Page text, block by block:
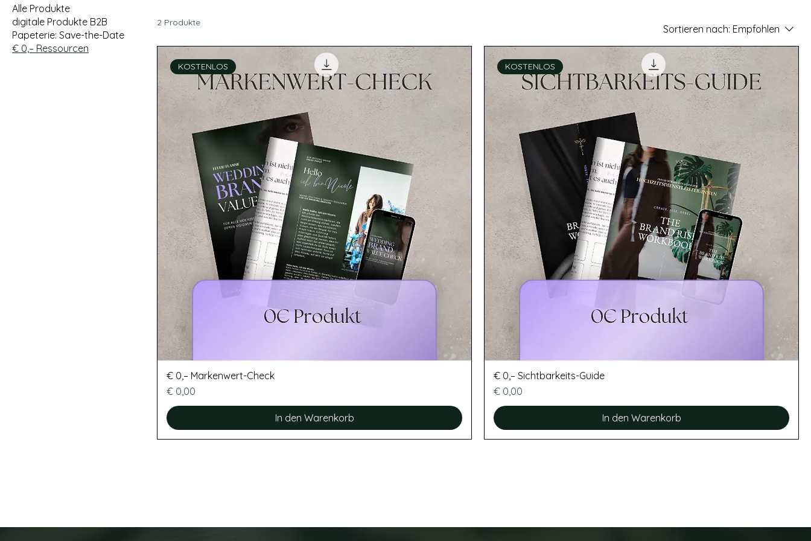
Alle Produkte
digitale Produkte B2B
Papeterie: Save-the-Date
€ 0,– Ressourcen
2 Produkte
Sortieren nach: Empfohlen
KOSTENLOS
€ 0,– Markenwert-Check
Preis
€ 0,00
In den Warenkorb
KOSTENLOS
€ 0,– Sichtbarkeits-Guide
Preis
€ 0,00
In den Warenkorb